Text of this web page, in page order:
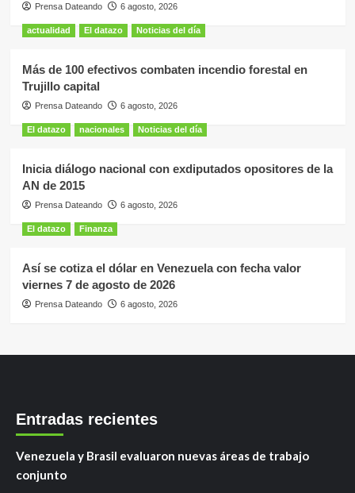
Prensa Dateando 6 agosto, 2026
actualidad El datazo Noticias del día
Más de 100 efectivos combaten incendio forestal en
Trujillo capital
Prensa Dateando 6 agosto, 2026
El datazo nacionales Noticias del día
Inicia diálogo nacional con exdiputados opositores de la
AN de 2015
Prensa Dateando 6 agosto, 2026
El datazo Finanza
Así se cotiza el dólar en Venezuela con fecha valor
viernes 7 de agosto de 2026
Prensa Dateando 6 agosto, 2026
Entradas recientes
Venezuela y Brasil evaluaron nuevas áreas de trabajo
conjunto